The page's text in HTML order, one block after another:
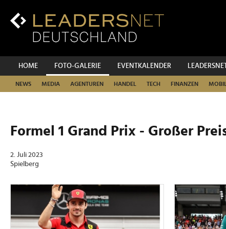
Inhalt
Hauptnavigation
HOME FOTO-GALERIE EVENTKALENDER
NEWS MEDIA AGENTUREN HANDEL TECH FINANZEN
Formel 1 Grand Prix - Großer
2. Juli 2023
Spielberg